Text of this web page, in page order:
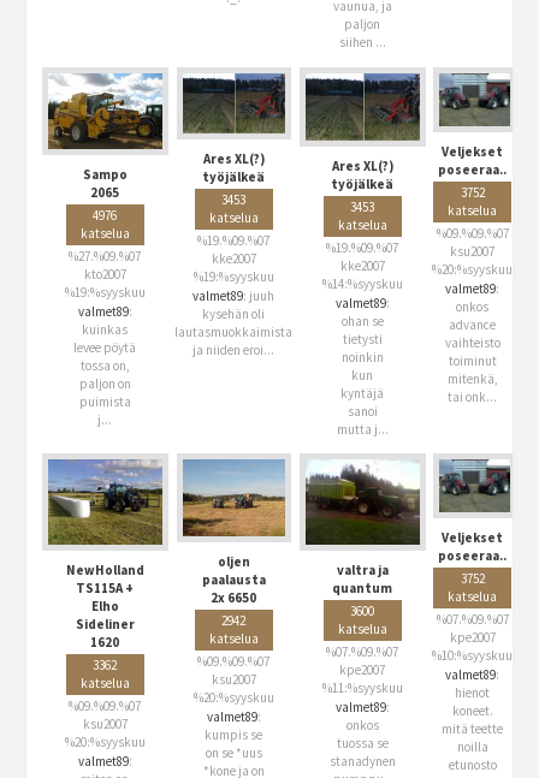
vaunua, ja
paljon
siihen ...
Sampo
2065
4976
katselua
%27.%09.%07
kto2007
%19:%syyskuu
valmet89:
kuinkas
levee pöytä
tossa on,
paljon on
puimista
j...
Ares XL(?)
työjälkeä
3453
katselua
%19.%09.%07
kke2007
%19:%syyskuu
valmet89: juuh
kysehän oli
lautasmuokkaimista
ja niiden eroi...
Ares XL(?)
työjälkeä
3453
katselua
%19.%09.%07
kke2007
%14:%syyskuu
valmet89:
ohan se
tietysti
noinkin
kun
kyntäjä
sanoi
mutta j...
Veljekset
poseeraa..
3752
katselua
%09.%09.%07
ksu2007
%20:%syyskuu
valmet89:
onkos
advance
vaihteisto
toiminut
mitenkä,
tai onk...
NewHolland
TS115A +
Elho
Sideliner
1620
3362
katselua
%09.%09.%07
ksu2007
%20:%syyskuu
valmet89:
oljen
paalausta
2x 6650
2942
katselua
%09.%09.%07
ksu2007
%20:%syyskuu
valmet89:
kumpis se
on se *uus
*kone ja on
valtra ja
quantum
3600
katselua
%07.%09.%07
kpe2007
%11:%syyskuu
valmet89:
onkos
tuossa se
stanadynen
Veljekset
poseeraa..
3752
katselua
%07.%09.%07
kpe2007
%10:%syyskuu
valmet89:
hienot
koneet.
mitä teette
noilla
etunosto